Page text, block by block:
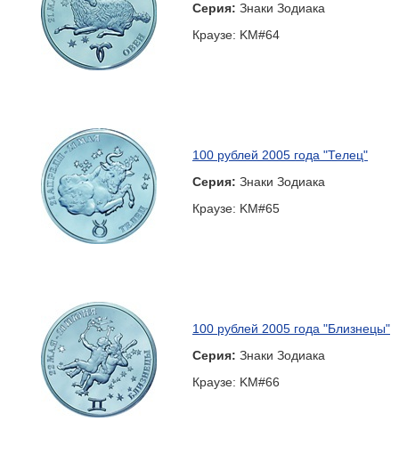
Серия: Знаки Зодиака
Краузе: KM#64
100 рублей 2005 года "Телец"
Серия: Знаки Зодиака
Краузе: KM#65
100 рублей 2005 года "Близнецы"
Серия: Знаки Зодиака
Краузе: KM#66